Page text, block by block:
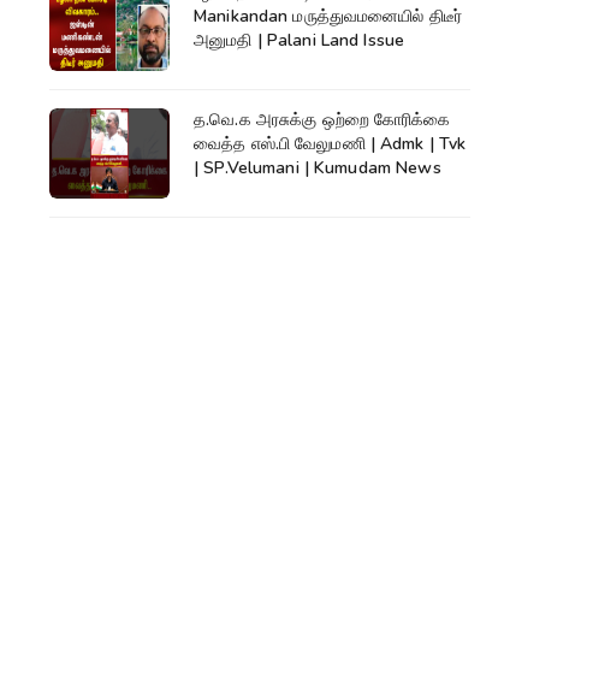
Manikandan மருத்துவமனையில் திடீர்
அனுமதி | Palani Land Issue
த.வெ.க அரசுக்கு ஒற்றை கோரிக்கை
வைத்த எஸ்.பி வேலுமணி | Admk | Tvk
| SP.Velumani | Kumudam News